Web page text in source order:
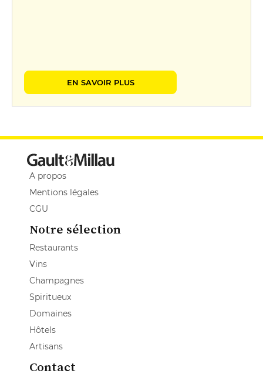
EN SAVOIR PLUS
A propos
Mentions légales
CGU
Notre sélection
Restaurants
Vins
Champagnes
Spiritueux
Domaines
Hôtels
Artisans
Contact